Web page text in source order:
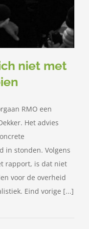
niet met
RMO een
Het advies
in stonden. Volgens
rapport, is dat niet
voor de overheid
Eind vorige [...]